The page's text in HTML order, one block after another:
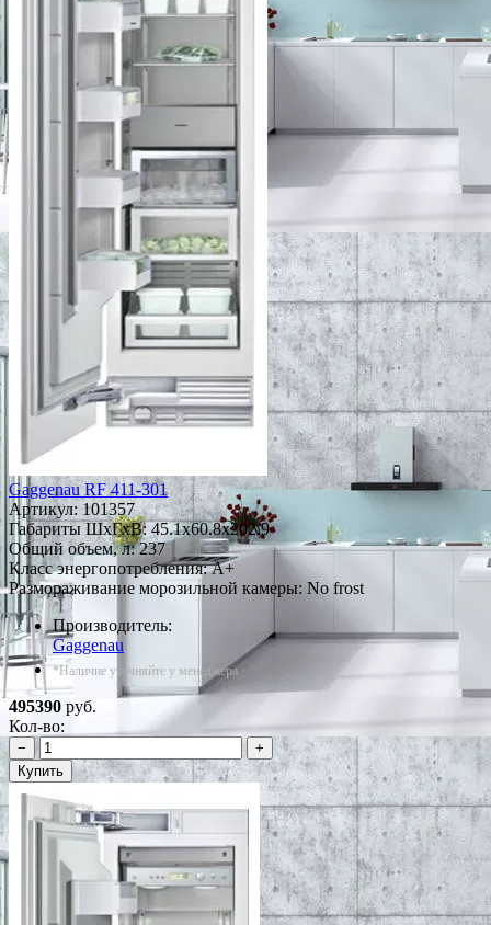
Gaggenau RF 411-301
Артикул: 101357
Габариты ШxГxВ: 45.1x60.8x202.9
Общий объем, л: 237
Класс энергопотребления: A+
Размораживание морозильной камеры: No frost
Производитель:
Gaggenau
*Наличие уточняйте у менеджера
495390 руб.
Кол-во:
−
+
Купить